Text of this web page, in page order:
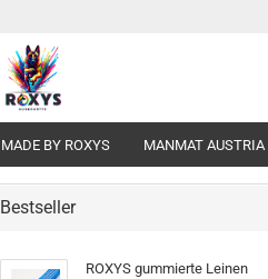
MADE BY ROXYS MANMAT AUSTRIA
Bestseller
ROXYS gummierte Leinen